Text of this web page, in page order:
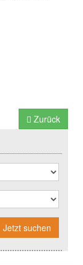
Zurück
Jetzt suchen